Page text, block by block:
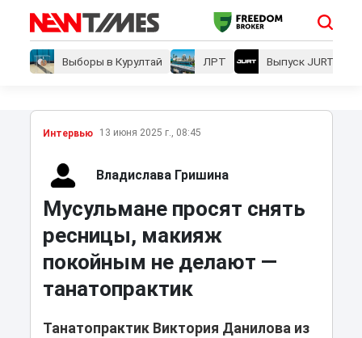
Выборы в Курултай ЛРТ Выпуск JURT
Интервью 13 июня 2025 г., 08:45
Владислава Гришина
Мусульмане просят снять
ресницы, макияж
покойным не делают —
танатопрактик
Танатопрактик Виктория Данилова из